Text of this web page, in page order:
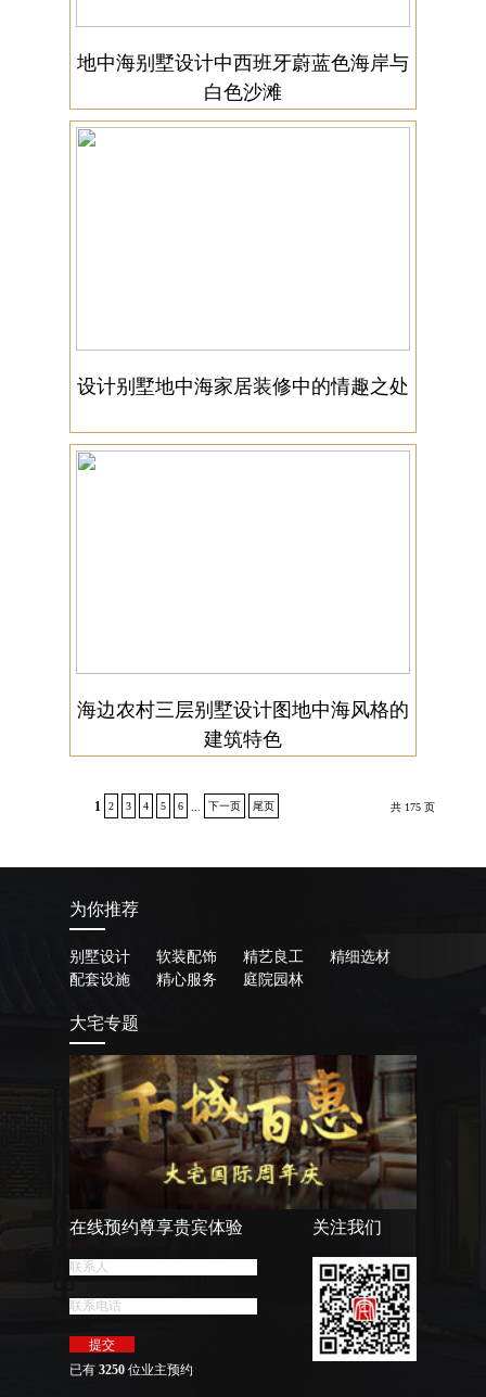
地中海别墅设计中西班牙蔚蓝色海岸与
白色沙滩
设计别墅地中海家居装修中的情趣之处
海边农村三层别墅设计图地中海风格的
建筑特色
1 2 3 4 5 6 下一页 尾页 共 175 页
为你推荐
别墅设计 软装配饰 精艺良工
精细选材
配套设施
精心服务 庭院园林
大宅专题
在线预约尊享贵宾体验
已有 3250 位业主预约
关注我们